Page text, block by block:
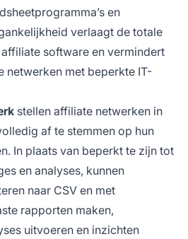
en
verlaagt de totale
software en vermindert
netwerken met beperkte IT-
stellen affiliate netwerken in
af te stemmen op hun
In plaats van beperkt te zijn tot
en analyses, kunnen
naar CSV en met
rapporten maken,
uitvoeren en inzichten